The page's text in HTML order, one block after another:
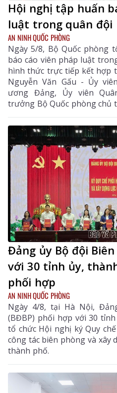
Hội nghị tập huấn
luật trong quân đội
AN NINH QUỐC PHÒNG
Ngày 5/8, Bộ Quốc phòng
báo cáo viên pháp luật
hình thức trực tiếp kết hợp
Nguyễn Văn Gấu - Ủy
ương Đảng, Ủy viên
trưởng Bộ Quốc phòng chủ
Đảng ủy Bộ đội
với 30 tỉnh ủy,
phối hợp
AN NINH QUỐC PHÒNG
Ngày 4/8, tại Hà Nội,
(BĐBP) phối hợp với 30
tổ chức Hội nghị ký Quy
công tác biên phòng và xây
thành phố.